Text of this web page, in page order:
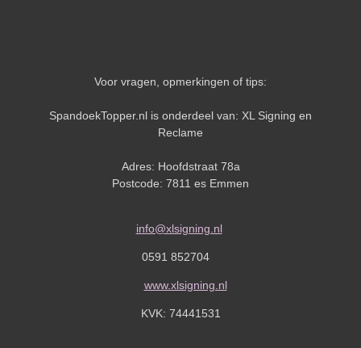
Voor vragen, opmerkingen of tips:
SpandoekTopper.nl is onderdeel van: XL Signing en
Reclame
Adres: Hoofdstraat 78a
Postcode: 7811 es Emmen
info@xlsigning.nl
0591 852704
www.xlsigning.nl
KVK: 74441531